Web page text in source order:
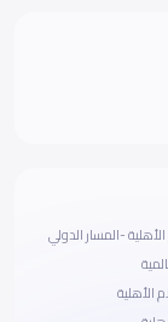
-المسار الدولي
الأهلية